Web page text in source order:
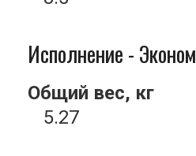
Исполнение - Эконом
Общий вес, кг
5.27